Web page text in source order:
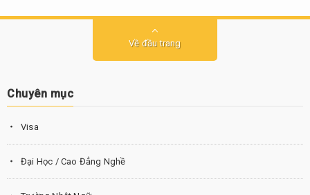
Về đầu trang
Chuyên mục
Visa
Đại Học / Cao Đẳng Nghề